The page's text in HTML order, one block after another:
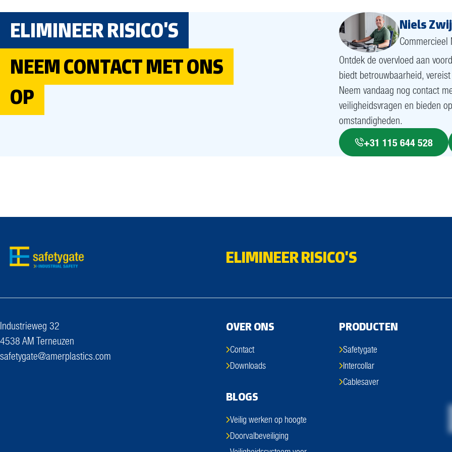
ELIMINEER RISICO'S
NEEM CONTACT MET ONS
OP
Niels
Commercieel
Ontdek de overvloed aan
biedt betrouwbaarheid,
Neem vandaag nog contact
veiligheidsvragen en bieden
omstandigheden.
+31 115 644 528
ELIMINEER RISICO'S
Industrieweg 32
4538 AM Terneuzen
safetygate@amerplastics.com
OVER ONS
Contact
Downloads
PRODUCTEN
Safetygate
Intercollar
Cablesaver
BLOGS
Veilig werken op hoogte
Doorvalbeveiliging